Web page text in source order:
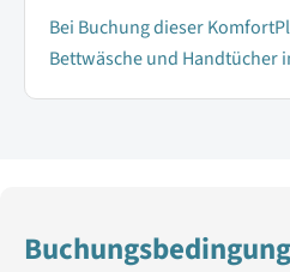
Bei Buchung dieser
Bettwäsche und Handtücher